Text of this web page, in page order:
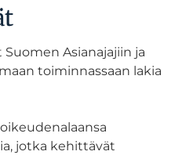
Asianajajiin ja
toiminnassaan lakia
jotka kehittävät